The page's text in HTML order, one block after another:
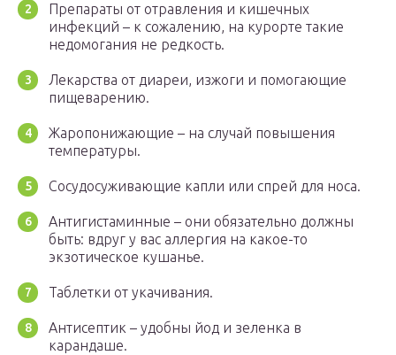
Препараты от отравления и кишечных
инфекций – к сожалению, на курорте такие
недомогания не редкость.
Лекарства от диареи, изжоги и помогающие
пищеварению.
Жаропонижающие – на случай повышения
температуры.
Сосудосуживающие капли или спрей для носа.
Антигистаминные – они обязательно должны
быть: вдруг у вас аллергия на какое-то
экзотическое кушанье.
Таблетки от укачивания.
Антисептик – удобны йод и зеленка в
карандаше.